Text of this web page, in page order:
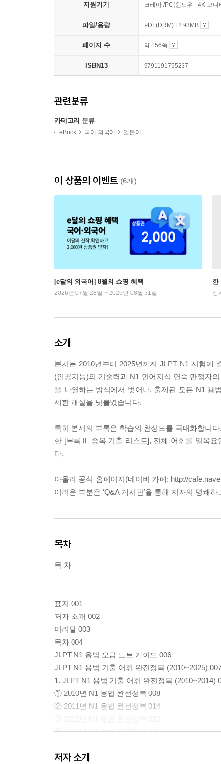
지원기기 크레마 /PC(윈도우 - 4K 모
파일/용량 PDF(DRM) | 2.93MB
페이지 수 약 156쪽
ISBN13 9791191755237
관련분류
카테고리 분류
eBook 국어 외국어 일본어
이 상품의 이벤트 (6개)
[e달의 외국어] 8월의 쇼핑 혜택
2026년 07월 28일 ~ 2026년 08월 31일
한
상
소개
본서는 2010년부터 2025년까지 JLPT N1 시험에
(인공지능)의 기술력과 N1 언어지식 연속 만점자
을 나열하는 방식에서 벗어나, 출제된 모든 N1 용
세한 해설을 덧붙였습니다.
특히 본서의 부록은 학습의 완성도를 극대화합니
한 [부록Ⅱ 중복 기출 리스트], 전체 어휘를 일목
다.
아울러 공식 홈페이지(네이버 카페: http://
어려운 부분은 ‘Q&A 게시판’을 통해 저자의 명쾌
목차
목 차
표지 001
저자 소개 002
머리말 003
목차 004
JLPT N1 용법 오답 노트 가이드 006
JLPT N1 용법 기출 어휘 완전정복 (2010~2025) 007
1. JLPT N1 용법 기출 어휘 완전정복 (2010~2014)
① 2010년 N1 용법 완전정복 008
② 2011년 N1 용법 완전정복 014
④ 2013년 N1 용법 완전정복 025
[실력 점검] JLPT N1 용법 기출 어휘 테스트
저자 소개